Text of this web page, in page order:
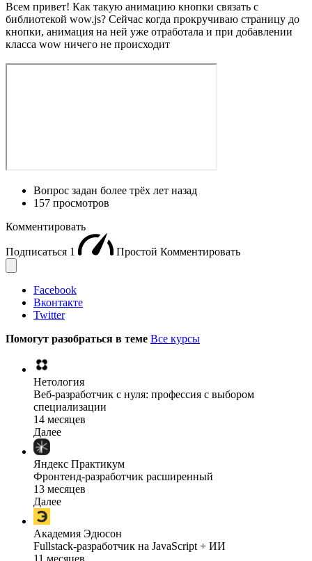
Всем привет! Как такую анимацию кнопки связать с
библиотекой wow.js? Сейчас когда прокручиваю страницу до
кнопки, анимация на ней уже отработала и при добавлении
класса wow ничего не происходит
Вопрос задан более трёх лет назад
157 просмотров
Комментировать
Подписаться 1 Простой Комментировать
Facebook
Вконтакте
Twitter
Помогут разобраться в теме Все курсы
Нетология
Веб-разработчик с нуля: профессия с выбором
специализации
14 месяцев
Далее
Яндекс Практикум
Фронтенд-разработчик расширенный
13 месяцев
Далее
Академия Эдюсон
Fullstack-разработчик на JavaScript + ИИ